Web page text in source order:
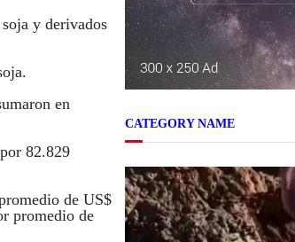
y derivados
en
82.829
de US$
promedio de
CATEGORY NAME